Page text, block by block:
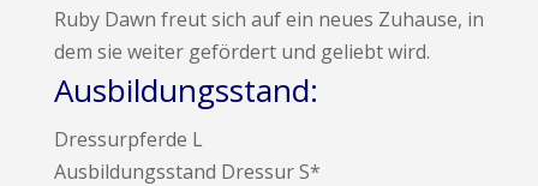
Ruby Dawn freut sich auf ein neues Zuhause, in
dem sie weiter gefördert und geliebt wird.
Ausbildungsstand:
Dressurpferde L
Ausbildungsstand Dressur S*